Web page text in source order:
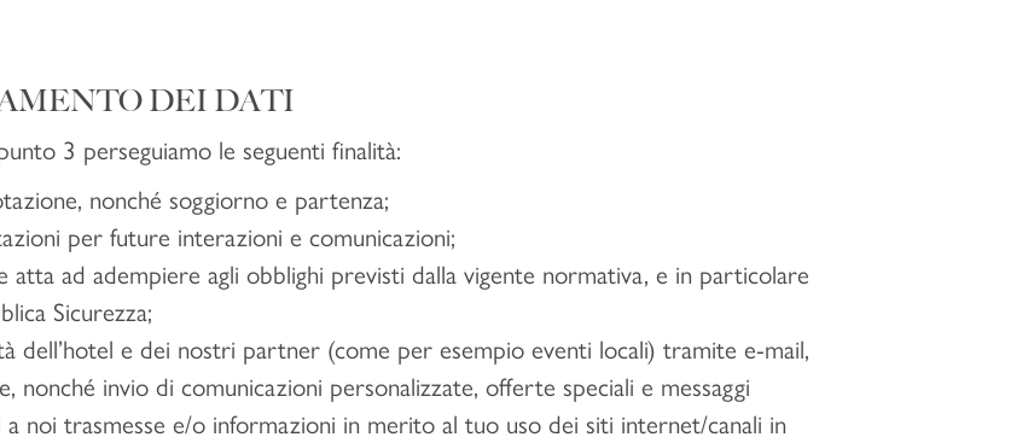
DEI DATI
3 perseguiamo le seguenti finalità:
nonché soggiorno e partenza;
per future interazioni e comunicazioni;
atta ad adempiere agli obblighi previsti dalla vigente normativa, e in particolare
Sicurezza;
dell’hotel e dei nostri partner (come per esempio eventi locali) tramite e-mail,
nonché invio di comunicazioni personalizzate, offerte speciali e messaggi
noi trasmesse e/o informazioni in merito al tuo uso dei siti internet/canali in